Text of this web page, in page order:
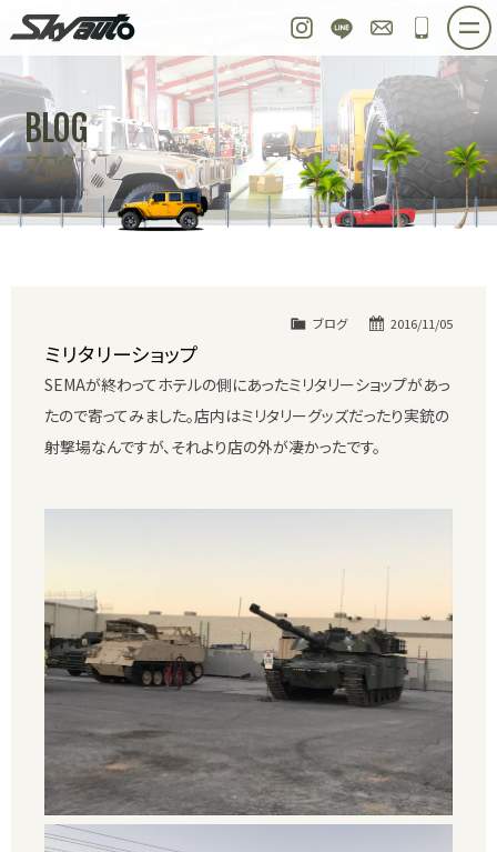
Instagram
LINE お問い合わせ
048-
ホーム 在庫車情報 ご購入プラン
整備作業実例 パーツ販売 買取＆オーダー
店舗紹介 工場紹介 会社概要
スタッフ紹介 求人情報 公式ブログ
BLOG
ブログ
2016/11/05
ブログ
ミリタリーショップ
SEMAが終わってホテルの側にあったミリタリーショップがあっ
たので寄ってみました。店内はミリタリーグッズだったり実銃の
射撃場なんですが、それより店の外が凄かったです。